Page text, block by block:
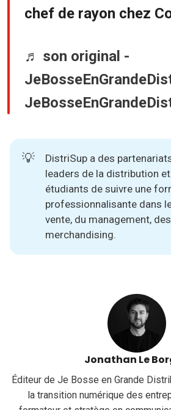
chef de rayon chez
♬ son original -
💡 DistriSupa des
leaders de la distribution
étudiants de suivre une
professionnalisante dans
vente, du management,
merchandising.
Jonathan Le
Éditeur de Je Bosse en Grande
la transition numérique des